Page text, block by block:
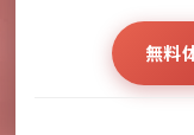
無料
お
無料